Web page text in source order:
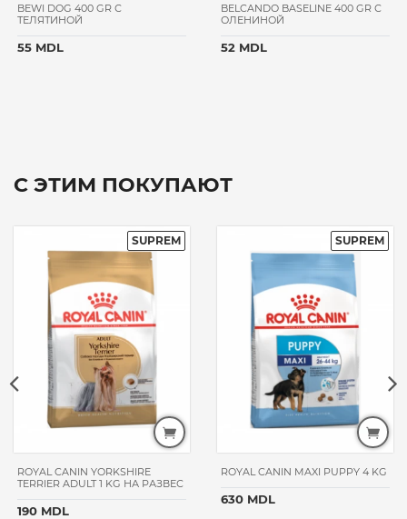
BEWI DOG 400 GR С
ТЕЛЯТИНОЙ
55 MDL
BELCANDO BASELINE 400 GR С
ОЛЕНИНОЙ
52 MDL
С ЭТИМ ПОКУПАЮТ
ROYAL CANIN YORKSHIRE
TERRIER ADULT 1 KG НА РАЗВЕС
190 MDL
ROYAL CANIN MAXI PUPPY 4 KG
630 MDL